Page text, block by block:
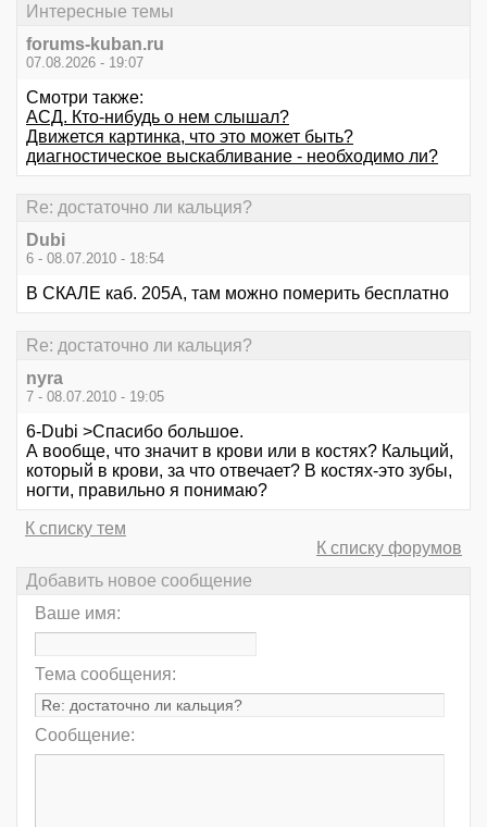
Интересные темы
forums-kuban.ru
07.08.2026 - 19:07
Смотри также:
АСД. Кто-нибудь о нем слышал?
Движется картинка, что это может быть?
диагностическое выскабливание - необходимо ли?
Re: достаточно ли кальция?
Dubi
6 - 08.07.2010 - 18:54
В СКАЛЕ каб. 205А, там можно померить бесплатно
Re: достаточно ли кальция?
nyra
7 - 08.07.2010 - 19:05
6-Dubi >Спасибо большое.
А вообще, что значит в крови или в костях? Кальций,
который в крови, за что отвечает? В костях-это зубы,
ногти, правильно я понимаю?
К списку тем
К списку форумов
Добавить новое сообщение
Ваше имя:
Тема сообщения:
Сообщение: